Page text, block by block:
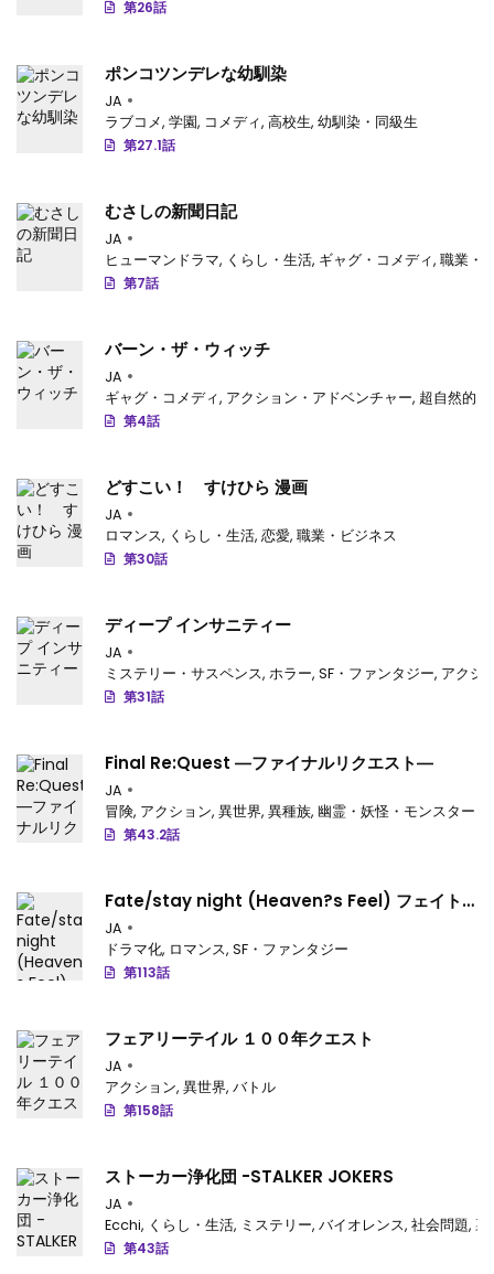
第36話 : 第36話
第35話 : 第35話
第33話 : 第33話
: 第32話
第30話 : 第30話
第29話 : 第29話
: 第28話
第27.8話: 第27.8話
第27.5話: 第27.5話
: 第27話
第25話 : 第25話
: 第24話
第22話 : 第22話
第21.5話: 第21.5話
第20話 : 第20話
第19話 : 第19話
第17話 : 第17話
第16話 : 第16話
第15話 : 第15話
: 第14話
第26話
ポンコツンデレな幼馴染
JA
ラブコメ, 学園, コメディ, 高校生, 幼馴染・同級生
第27.1話
むさしの新聞日記
JA
ヒューマンドラマ, くらし・生活, ギャグ・コメディ, 職業・
第7話
バーン・ザ・ウィッチ
JA
ギャグ・コメディ, アクション・アドベンチャー, 超自然的
第4話
どすこい！ すけひら 漫画
JA
ロマンス, くらし・生活, 恋愛, 職業・ビジネス
第30話
ディープ インサニティー
JA
ミステリー・サスペンス, ホラー, SF・ファンタジー, アクシ
第31話
Final Re:Quest ―ファイナルリクエスト―
JA
冒険, アクション, 異世界, 異種族, 幽霊・妖怪・モンスター
第43.2話
Fate/stay night (Heaven?s Feel) フェイト/
ゼロ
JA
ドラマ化, ロマンス, SF・ファンタジー
第113話
フェアリーテイル １００年クエスト
JA
アクション, 異世界, バトル
第158話
ストーカー浄化団 -STALKER JOKERS
JA
Ecchi, くらし・生活, ミステリー, バイオレンス, 社会問題, 裏
第43話